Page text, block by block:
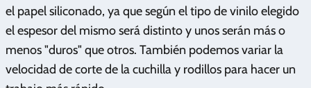
el papel siliconado, ya que según el tipo de vinilo elegido
el espesor del mismo será distinto y unos serán más o
menos "duros" que otros. También podemos variar la
velocidad de corte de la cuchilla y rodillos para hacer un